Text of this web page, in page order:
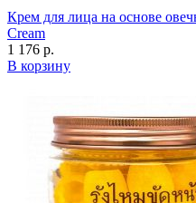
Крем для лица на основе
Cream
1 176 р.
В корзину